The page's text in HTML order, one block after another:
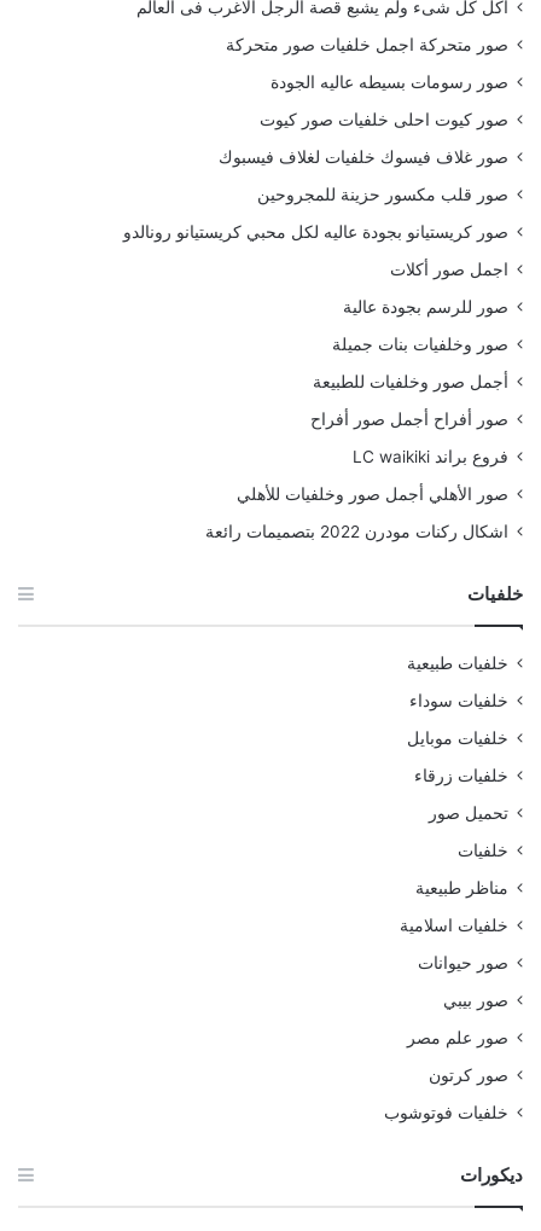
أكل كل شىء ولم يشبع قصة الرجل الاغرب فى العالم
صور متحركة اجمل خلفيات صور متحركة
صور رسومات بسيطه عاليه الجودة
صور كيوت احلى خلفيات صور كيوت
صور غلاف فيسوك خلفيات لغلاف فيسبوك
صور قلب مكسور حزينة للمجروحين
صور كريستيانو بجودة عاليه لكل محبي كريستيانو رونالدو
اجمل صور أكلات
صور للرسم بجودة عالية
صور وخلفيات بنات جميلة
أجمل صور وخلفيات للطبيعة
صور أفراح أجمل صور أفراح
فروع براند LC waikiki
صور الأهلي أجمل صور وخلفيات للأهلي
اشكال ركنات مودرن 2022 بتصميمات رائعة
خلفيات
خلفيات طبيعية
خلفيات سوداء
خلفيات موبايل
خلفيات زرقاء
تحميل صور
خلفيات
مناظر طبيعية
خلفيات اسلامية
صور حيوانات
صور بيبي
صور علم مصر
صور كرتون
خلفيات فوتوشوب
ديكورات